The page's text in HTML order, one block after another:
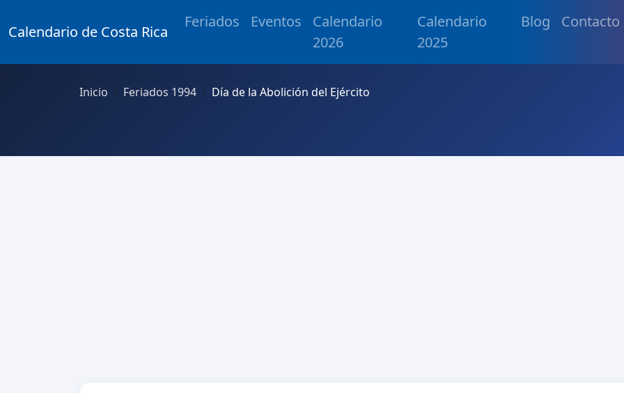
Calendario de Costa Rica
Feriados Eventos
Calendario
2026
Calendario
2025
Blog Contacto
Inicio Feriados 1994 Día de la Abolición del Ejército